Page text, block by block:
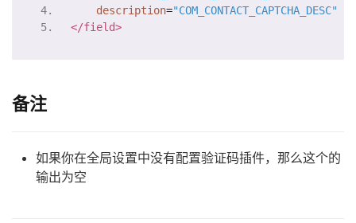
description="COM_CONTACT_CAPTCHA_DESC"
</field>
备注
如果你在全局设置中没有配置验证码插件，那么这个的
输出为空